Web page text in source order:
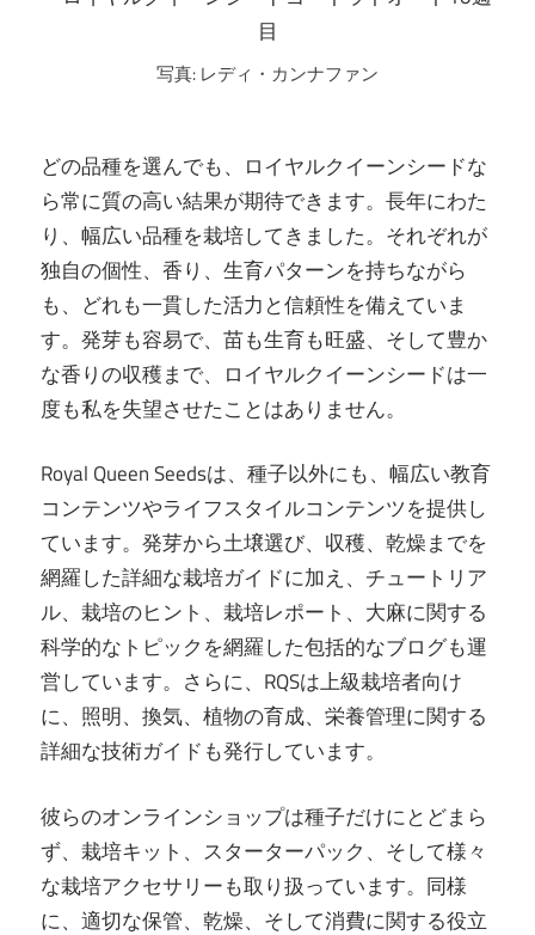
写真: レディ・カンナファン
どの品種を選んでも、ロイヤルクイーンシードな
ら常に質の高い結果が期待できます。長年にわた
り、幅広い品種を栽培してきました。それぞれが
独自の個性、香り、生育パターンを持ちながら
も、どれも一貫した活力と信頼性を備えていま
す。発芽も容易で、苗も生育も旺盛、そして豊か
な香りの収穫まで、ロイヤルクイーンシードは一
度も私を失望させたことはありません。
Royal Queen Seedsは、種子以外にも、幅広い教育
コンテンツやライフスタイルコンテンツを提供し
ています。発芽から土壌選び、収穫、乾燥までを
網羅した詳細な栽培ガイドに加え、チュートリア
ル、栽培のヒント、栽培レポート、大麻に関する
科学的なトピックを網羅した包括的なブログも運
営しています。さらに、RQSは上級栽培者向け
に、照明、換気、植物の育成、栄養管理に関する
詳細な技術ガイドも発行しています。
彼らのオンラインショップは種子だけにとどまら
ず、栽培キット、スターターパック、そして様々
な栽培アクセサリーも取り扱っています。同様
に、適切な保管、乾燥、そして消費に関する役立